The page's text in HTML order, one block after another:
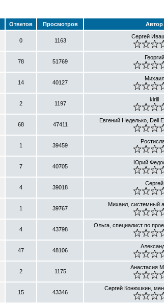
Ответов Просмотров Автор
0 1163
Сергей
78 51769
Георгий
14 40127
Михаил
2 1197
kirill
68 47411
Евгений Неделько, Dell
1 39459
7 40705
Юрий
4 39018
Сергей
1 39767
Михаил, системный
4 43798
Ольга, специалист по
47 48106
2 1175
Анастасия
15 43346
Сергей Конюшкин,